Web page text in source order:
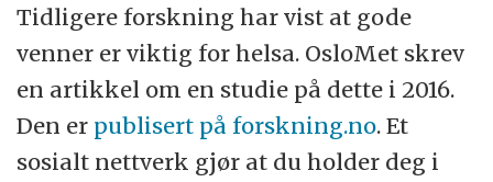
Tidligere forskning har vist at gode
venner er viktig for helsa. OsloMet skrev
en artikkel om en studie på dette i 2016.
Den er publisert på forskning.no. Et
sosialt nettverk gjør at du holder deg i